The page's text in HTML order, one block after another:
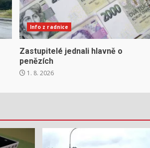
Info z radnice
Zastupitelé jednali hlavně o
penězích
1. 8. 2026